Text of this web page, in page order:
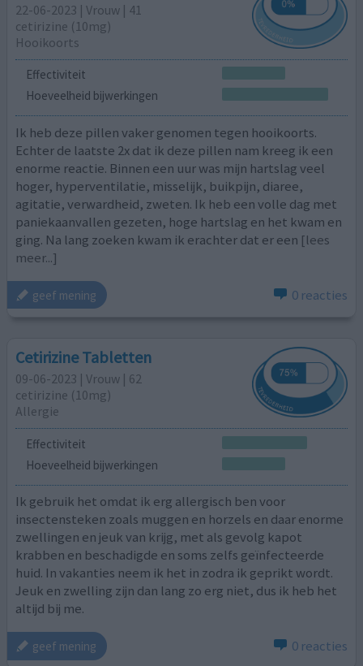
22-06-2023 | Vrouw | 41
cetirizine (10mg)
Hooikoorts
Effectiviteit
Hoeveelheid bijwerkingen
Ik heb deze pillen vaker genomen tegen hooikoorts.
Echter de laatste 2x dat ik deze pillen nam kreeg ik een
enorme reactie. Binnen een uur was mijn hartslag veel
hoger, hyperventilatie, misselijk, buikpijn, diaree,
agitatie, verwardheid, zweten. Ik heb een volle dag met
paniekaanvallen gezeten, hoge hartslag en het kwam en
ging. Na lang zoeken kwam ik erachter dat er een [lees
meer...]
geef mening 0 reacties
Cetirizine Tabletten
09-06-2023 | Vrouw | 62
cetirizine (10mg)
Allergie
Effectiviteit
Hoeveelheid bijwerkingen
Ik gebruik het omdat ik erg allergisch ben voor
insectensteken zoals muggen en horzels en daar enorme
zwellingen en jeuk van krijg, met als gevolg kapot
krabben en beschadigde en soms zelfs geïnfecteerde
huid. In vakanties neem ik het in zodra ik geprikt wordt.
Jeuk en zwelling zijn dan lang zo erg niet, dus ik heb het
altijd bij me.
geef mening 0 reacties